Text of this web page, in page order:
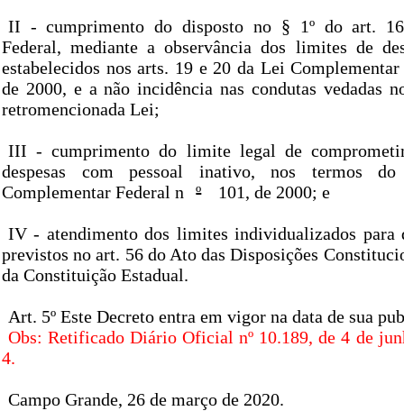
II - cumprimento do disposto no § 1º do art.
Federal, mediante a observância dos limites de
estabelecidos nos arts. 19 e 20 da Lei
de 2000, e a não incidência nas condutas vedadas
retromencionada Lei;
III - cumprimento do limite legal de
despesas com pessoal inativo, nos termos
Complementar Federal n
º 101, de 2000; e
IV - atendimento dos limites individualizados para
previstos no art. 56 do Ato das Disposições
da Constituição Estadual.
Art. 5º Este Decreto entra em vigor na data de sua
Obs: Retificado Diário Oficial nº 10.189, de 4 de
4.
Campo Grande, 26 de março de 2020.